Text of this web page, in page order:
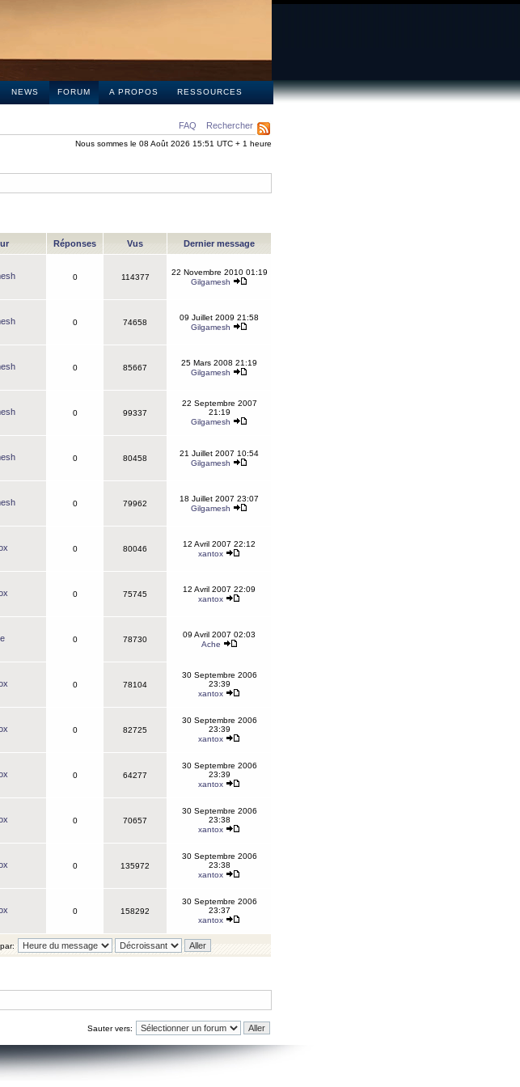
NEWS FORUM A PROPOS RESSOURCES
FAQ Rechercher
Nous sommes le 08 Août 2026 15:51 UTC + 1 heure
Réponses Vus Dernier message
0 114377
22 Novembre 2010 01:19
Gilgamesh
0 74658
09 Juillet 2009 21:58
Gilgamesh
0 85667
25 Mars 2008 21:19
Gilgamesh
0 99337
22 Septembre 2007
21:19
Gilgamesh
0 80458
21 Juillet 2007 10:54
Gilgamesh
0 79962
18 Juillet 2007 23:07
Gilgamesh
0 80046
12 Avril 2007 22:12
xantox
0 75745
12 Avril 2007 22:09
xantox
0 78730
09 Avril 2007 02:03
Ache
0 78104
30 Septembre 2006
23:39
xantox
0 82725
30 Septembre 2006
23:39
xantox
0 64277
30 Septembre 2006
23:39
xantox
0 70657
30 Septembre 2006
23:38
xantox
0 135972
30 Septembre 2006
23:38
xantox
0 158292
30 Septembre 2006
23:37
xantox
Sauter vers: